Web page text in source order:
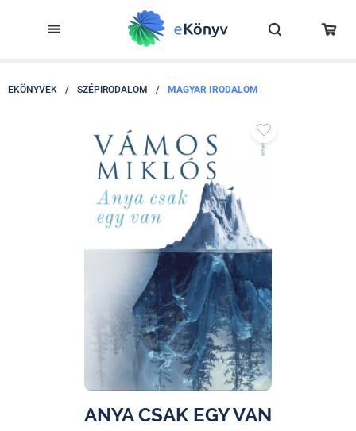
EKÖNYVEK / SZÉPIRODALOM / MAGYAR IRODALOM
ANYA CSAK EGY VAN